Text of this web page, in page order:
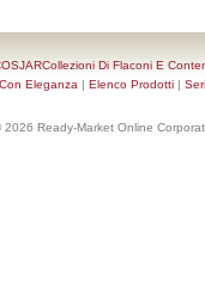
Di Flaconi E
Eleganza | Elenco Prodotti|
2026 Ready-Market Online